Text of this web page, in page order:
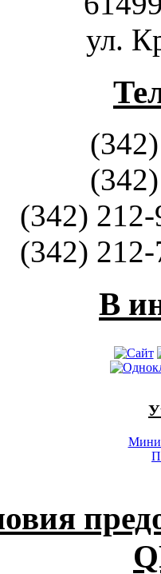
ул.
(342)
(342)
В